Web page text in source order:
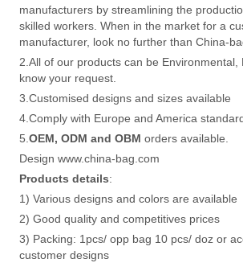
manufacturers by streamlining the
skilled workers. When in the market for a
manufacturer, look no further than China-
2.All of our products can be Environmental,
know your request.
3.Customised designs and sizes available
4.Comply with Europe and America
5. OEM, ODM and OBM orders available.
Design www.china-bag.com
Products details:
1) Various designs and colors are available
2) Good quality and competitives prices
3) Packing: 1pcs/ opp bag 10 pcs/ doz or
customer designs